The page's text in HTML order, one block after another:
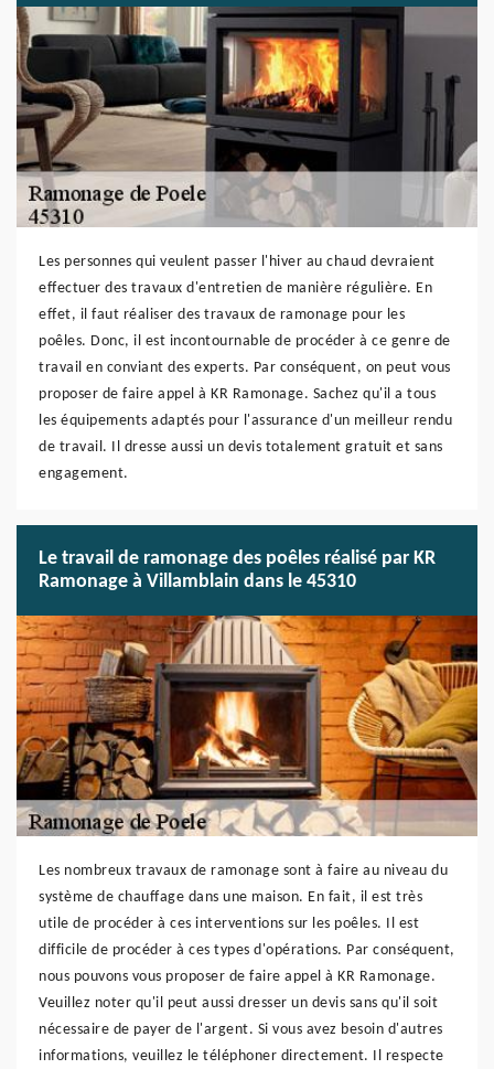
Les personnes qui veulent passer l'hiver au chaud devraient
effectuer des travaux d'entretien de manière régulière. En
effet, il faut réaliser des travaux de ramonage pour les
poêles. Donc, il est incontournable de procéder à ce genre de
travail en conviant des experts. Par conséquent, on peut vous
proposer de faire appel à KR Ramonage. Sachez qu'il a tous
les équipements adaptés pour l'assurance d'un meilleur rendu
de travail. Il dresse aussi un devis totalement gratuit et sans
engagement.
Le travail de ramonage des poêles réalisé par KR
Ramonage à Villamblain dans le 45310
Les nombreux travaux de ramonage sont à faire au niveau du
système de chauffage dans une maison. En fait, il est très
utile de procéder à ces interventions sur les poêles. Il est
difficile de procéder à ces types d'opérations. Par conséquent,
nous pouvons vous proposer de faire appel à KR Ramonage.
Veuillez noter qu'il peut aussi dresser un devis sans qu'il soit
nécessaire de payer de l'argent. Si vous avez besoin d'autres
informations, veuillez le téléphoner directement. Il respecte